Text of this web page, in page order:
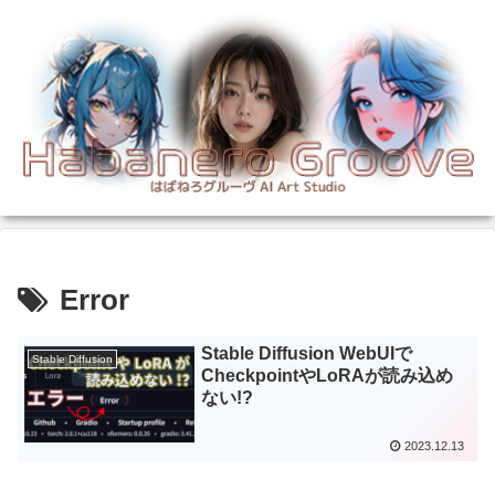
Error
Stable Diffusion
Stable Diffusion WebUIで
CheckpointやLoRAが読み込め
ない!?
2023.12.13